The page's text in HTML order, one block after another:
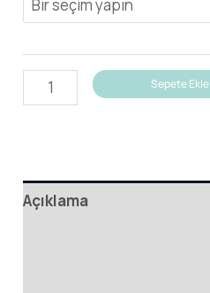
Karatavuk
Broşu
Sepete Ekle
Açıklama